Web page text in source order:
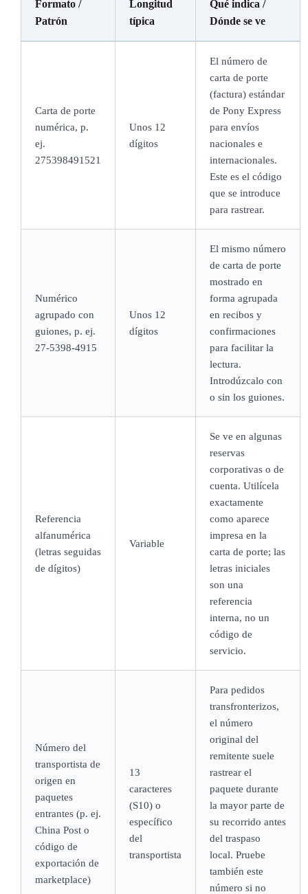
Formato /
Patrón
Longitud
típica
Qué indica /
Dónde se ve
Carta de porte
numérica, p.
ej.
275398491521
Unos 12
dígitos
El número de
carta de porte
(factura) estándar
de Pony Express
para envíos
nacionales e
internacionales.
Este es el código
que se introduce
para rastrear.
Numérico
agrupado con
guiones, p. ej.
27-5398-4915
Unos 12
dígitos
El mismo número
de carta de porte
mostrado en
forma agrupada
en recibos y
confirmaciones
para facilitar la
lectura.
Introdúzcalo con
o sin los guiones.
Referencia
alfanumérica
(letras seguidas
de dígitos)
Variable
Se ve en algunas
reservas
corporativas o de
cuenta. Utilícela
exactamente
como aparece
impresa en la
carta de porte; las
letras iniciales
son una
referencia
interna, no un
código de
servicio.
Número del
transportista de
origen en
paquetes
entrantes (p. ej.
China Post o
código de
exportación de
marketplace)
13
caracteres
(S10) o
específico
del
transportista
Para pedidos
transfronterizos,
el número
original del
remitente suele
rastrear el
paquete durante
la mayor parte de
su recorrido antes
del traspaso
local. Pruebe
también este
número si no